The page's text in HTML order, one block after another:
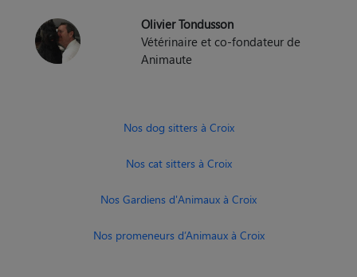
Olivier Tondusson
Vétérinaire et co-fondateur de
Animaute
Nos dog sitters à Croix
Nos cat sitters à Croix
Nos Gardiens d'Animaux à Croix
Nos promeneurs d’Animaux à Croix